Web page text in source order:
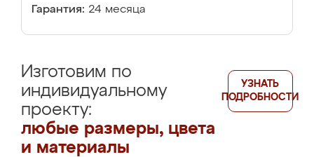
Гарантия: 24 месяца
Изготовим по
индивидуальному
проекту:
любые размеры, цвета
и материалы
УЗНАТЬ
ПОДРОБНОСТИ